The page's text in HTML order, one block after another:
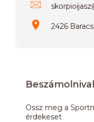
skorpioijasz
2426
Ossz meg a
érdekeset